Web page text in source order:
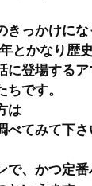
っかけにな
とかなり歴
登場するア
です。
は
べてみて下
で、かつ定